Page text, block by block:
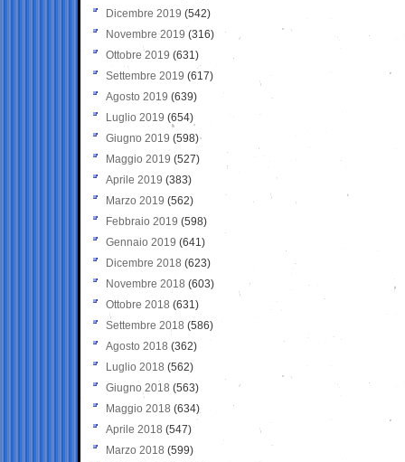
Dicembre 2019 (542)
Novembre 2019 (316)
Ottobre 2019 (631)
Settembre 2019 (617)
Agosto 2019 (639)
Luglio 2019 (654)
Giugno 2019 (598)
Maggio 2019 (527)
Aprile 2019 (383)
Marzo 2019 (562)
Febbraio 2019 (598)
Gennaio 2019 (641)
Dicembre 2018 (623)
Novembre 2018 (603)
Ottobre 2018 (631)
Settembre 2018 (586)
Agosto 2018 (362)
Luglio 2018 (562)
Giugno 2018 (563)
Maggio 2018 (634)
Aprile 2018 (547)
Marzo 2018 (599)